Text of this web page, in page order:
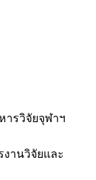
ารวิจัยจุฬาฯ
งานวิจัยและ